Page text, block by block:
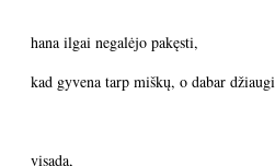
hana ilgai negalėjo pakęsti,
kad gyvena tarp miškų, o dabar
visada,